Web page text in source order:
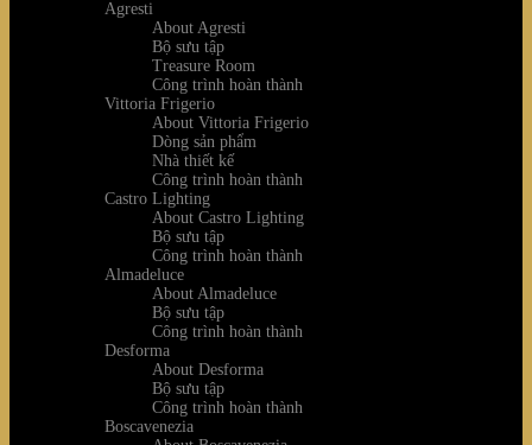
Agresti
About Agresti
Bộ sưu tập
Treasure Room
Công trình hoàn thành
Vittoria Frigerio
About Vittoria Frigerio
Dòng sản phẩm
Nhà thiết kế
Công trình hoàn thành
Castro Lighting
About Castro Lighting
Bộ sưu tập
Công trình hoàn thành
Almadeluce
About Almadeluce
Bộ sưu tập
Công trình hoàn thành
Desforma
About Desforma
Bộ sưu tập
Công trình hoàn thành
Boscavenezia